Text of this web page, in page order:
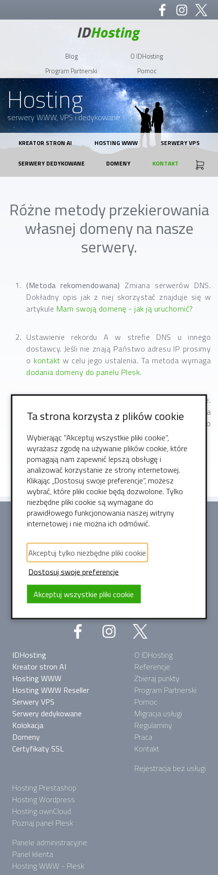
Blog
O IDHosting
Program Partnerski
Pomoc
Hosting
serwery WWW, VPS i dedykowane
KREATOR STRON AI HOSTING WWW SERWERY VPS
SERWERY DEDYKOWANE DOMENY KONTAKT
Różne metody przekierowania
własnej domeny na nasze
serwery.
(Metoda rekomendowana) Zmiana serwerów DNS.
Dokładny opis jak z niej skorzystać znajduje się w
artykule Mam swoją domenę - jak ją uruchomić?
Ustawienie rekordu A w strefie DNS u innego
dostawcy. Jeśli nie znają Państwo adresu IP prosimy
o kontakt w celu jego ustalenia. Ta metoda wymaga
dodania domeny do panelu Plesk.
(Metoda niezalecana)Przekierowanie w ramce.
Metoda ta polega na ustawieniu w Państwa
domenie u innego dostawcy adresu docelowego
ramki na domenę hostowaną na naszym serwerze.
← Powrót do strony głównej pomocy
IDHosting Sp. z o. o.
Sportowa 16F, Borowe
42-133 Węglowice
NIP: 5742078566
IDHosting
Kreator stron AI
Hosting WWW
Hosting WWW Reseller
Serwery VPS
Serwery dedykowane
Kolokacja
Domeny
Certyfikaty SSL
O IDHosting
Referencje
Zbieraj punkty
Program Partnerski
Pomoc
Migracja usługi
Regulaminy
Praca
Kontakt
Rejestracja bez usługi
Hosting Prestashop
Hosting Wordpress
Hosting ownCloud
Poznaj panel Plesk
Panele administracyjne:
Panel klienta
Hosting WWW - Plesk
Ta strona korzysta z plików cookie
Wybierając "Akceptuj wszystkie pliki cookie",
wyrażasz zgodę na używanie plików cookie, które
pomagają nam zapewnić lepszą obsługę i
analizować korzystanie ze strony internetowej.
Klikając „Dostosuj swoje preferencje”, możesz
wybrać, które pliki cookie będą dozwolone. Tylko
niezbędne pliki cookie są wymagane do
prawidłowego funkcjonowania naszej witryny
internetowej i nie można ich odmówić.
Akceptuj tylko niezbędne pliki cookie
Dostosuj swoje preferencje
Akceptuj wszystkie pliki cookie